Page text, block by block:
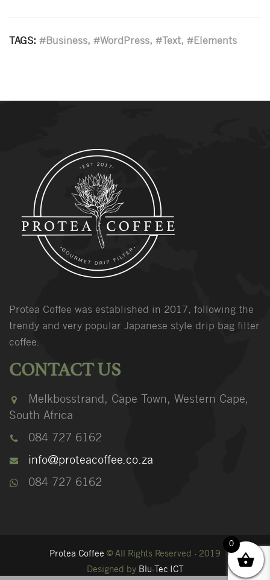
TAGS: #Business, #WordPress, #Text, #Elements
Protea Coffee was established in 2017, following the
trendy and very popular Japanese style drip bag filter
coffee.
CONTACT US
Melkbosstrand, Cape Town, Western Cape,
South Africa
084 727 6162
info@proteacoffee.co.za
084 727 6162
Protea Coffee © All Rights Reserved - 2019
Designed by Blu-Tec ICT
0